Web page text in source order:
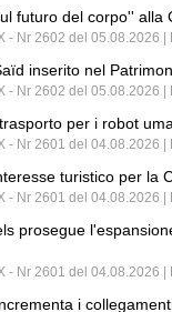
futuro del corpo'' alla
- Nr 2602 del 05.08.2026
inserito nel
- Nr 2602 del 05.08.2026
per i robot
- Nr 2601 del 04.08.2026
turistico per la
- Nr 2601 del 04.08.2026 |
prosegue
- Nr 2601 del 04.08.2026 |
i